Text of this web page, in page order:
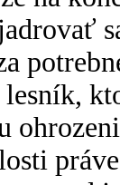
lesník,